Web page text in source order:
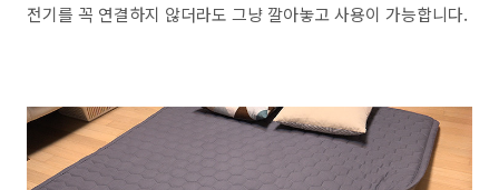
전기를 꼭 연결하지 않더라도 그냥 깔아놓고 사용이 가능합니다.